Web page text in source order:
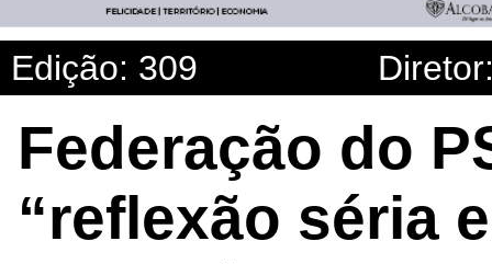
Edição: 309
Federação do
“reflexão séria